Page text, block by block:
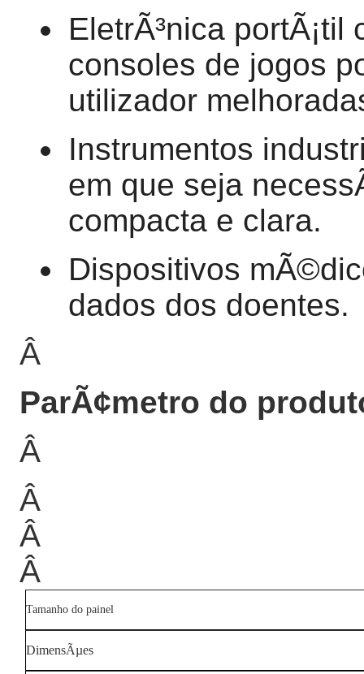
EletrÃ³nica
consoles de jogos
utilizador
Instrumentos
em que seja
compacta e clara.
Dispositivos
dados dos doentes.
Â
ParÃ¢metro do
Â
Â
Â
Â
Tamanho do painel
DimensÃµes